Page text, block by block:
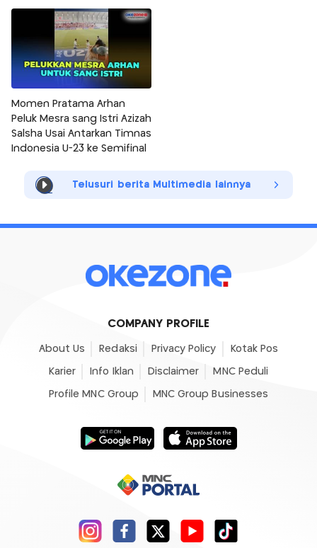
Momen Pratama Arhan
Peluk Mesra sang Istri Azizah
Salsha Usai Antarkan Timnas
Indonesia U-23 ke Semifinal
Telusuri berita Multimedia lainnya
COMPANY PROFILE
About Us Redaksi Privacy Policy Kotak Pos
Karier Info Iklan Disclaimer MNC Peduli
Profile MNC Group MNC Group Businesses